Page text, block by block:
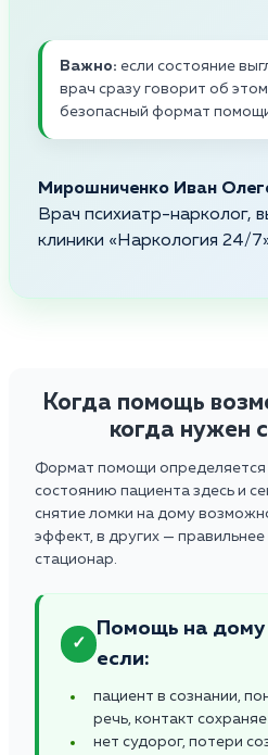
Важно: если состояние
врач сразу говорит об
безопасный формат
Мирошниченко Иван
Врач психиатр-нарколог,
клиники «Наркология 24/
Когда помощь
когда нужен
Формат помощи определяется
состоянию пациента здесь и
снятие ломки на дому
эффект, в других — правильнее
стационар.
✓
Помощь на
если:
пациент в сознании,
речь, контакт
нет судорог, потери